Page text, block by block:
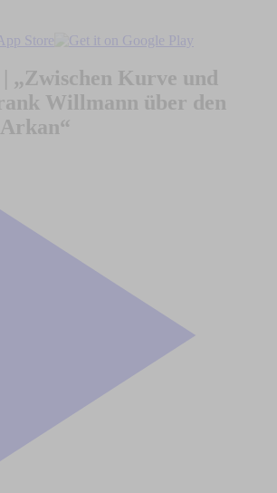
„Zwischen Kurve und
Willmann über den